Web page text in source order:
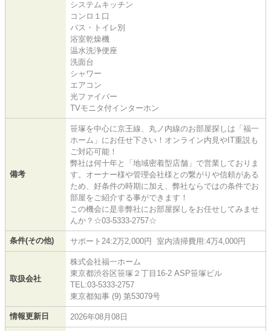
システムキッチン
コンロ１口
バス・トイレ別
浴室乾燥機
温水洗浄便座
洗面台
シャワー
エアコン
光ファイバー
TVモニタ付インターホン
備考
笹塚を中心に京王線、丸ノ内線のお部屋探しは「福一
ホーム」にお任せ下さい！オンライン内見やIT重説も
ご対応可能！
弊社は何十年と「地域密着型店舗」で営業しておりま
す。オーナー様や管理会社様との繋がりや信頼がある
ため、好条件の時期に加え、弊社ならではの条件でお
部屋をご紹介する事ができます！
この機会に是非弊社にお部屋探しをお任せしてみませ
んか？☆03-5333-2757☆
条件(その他) サポート24:2万2,000円 室内清掃費用:4万4,000円
取扱会社
株式会社福一ホーム
東京都渋谷区笹塚２丁目16-2 ASP笹塚ビル
TEL:03-5333-2757
東京都知事 (9) 第53079号
情報更新日 2026年08月08日